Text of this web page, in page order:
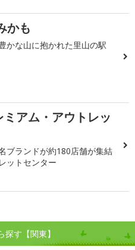
かも
かな山に抱かれた里山の駅
ミアム・アウトレッ
ブランドが約180店舗が集結
ットセンター
す【関東】